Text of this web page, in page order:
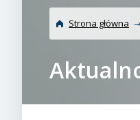
Strona główna